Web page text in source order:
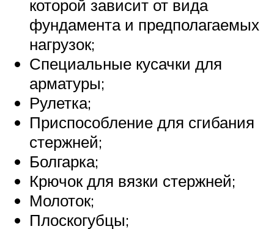
которой зависит от вида
фундамента и предполагаемых
нагрузок;
Специальные кусачки для
арматуры;
Рулетка;
Приспособление для сгибания
стержней;
Болгарка;
Крючок для вязки стержней;
Молоток;
Плоскогубцы;